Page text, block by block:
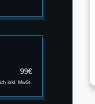
99€
inkl. MwSt.